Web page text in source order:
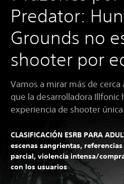
Predator:
Grounds no
shooter por
Vamos a mirar más de
que la desarrolladora Illfonic
experiencia de shooter única
CLASIFICACIÓN ESRB PARA
escenas sangrientas,
parcial, violencia intensa/
con los usuarios